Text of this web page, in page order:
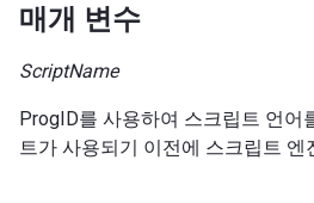
매개 변수
ScriptName
ProgID를 사용하여 스크립트 언어
트가 사용되기 이전에 스크립트